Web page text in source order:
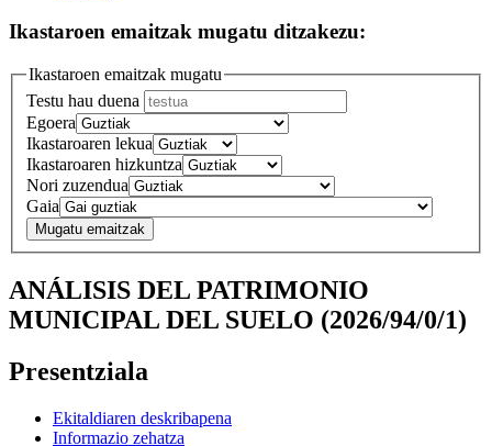
Ikastaroen emaitzak mugatu ditzakezu:
Ikastaroen emaitzak mugatu
Testu hau duena
Egoera
Ikastaroaren lekua
Ikastaroaren hizkuntza
Nori zuzendua
Gaia
ANÁLISIS DEL PATRIMONIO
MUNICIPAL DEL SUELO (2026/94/0/1)
Presentziala
Ekitaldiaren deskribapena
Informazio zehatza